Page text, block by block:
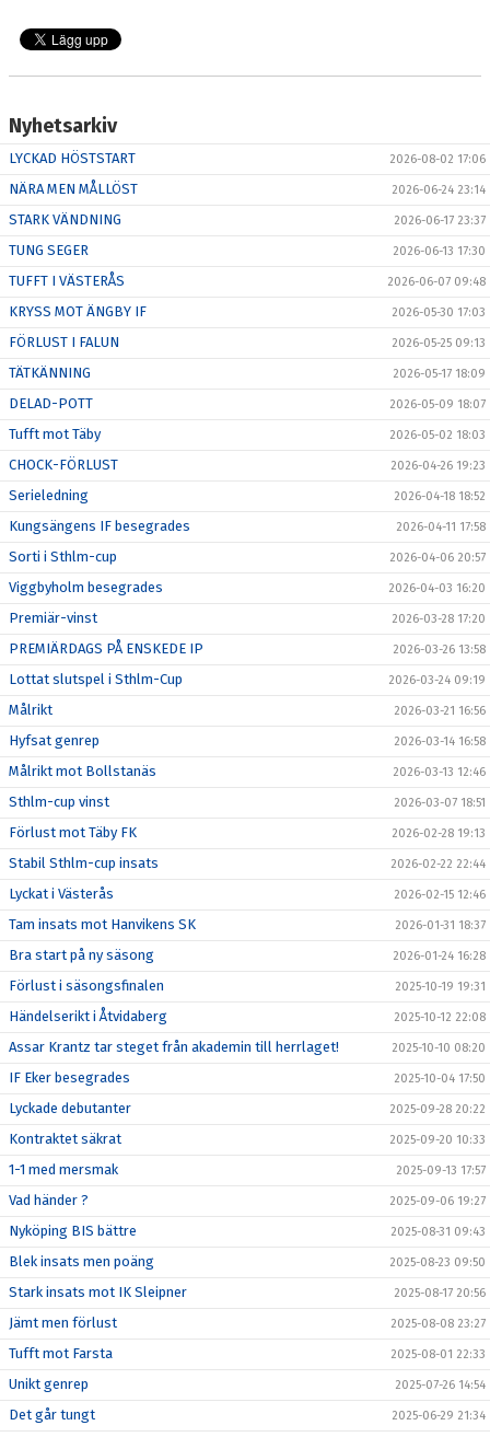
Nyhetsarkiv
LYCKAD HÖSTSTART 2026-08-02 17:06
NÄRA MEN MÅLLÖST 2026-06-24 23:14
STARK VÄNDNING 2026-06-17 23:37
TUNG SEGER 2026-06-13 17:30
TUFFT I VÄSTERÅS 2026-06-07 09:48
KRYSS MOT ÄNGBY IF 2026-05-30 17:03
FÖRLUST I FALUN 2026-05-25 09:13
TÄTKÄNNING 2026-05-17 18:09
DELAD-POTT 2026-05-09 18:07
Tufft mot Täby 2026-05-02 18:03
CHOCK-FÖRLUST 2026-04-26 19:23
Serieledning 2026-04-18 18:52
Kungsängens IF besegrades 2026-04-11 17:58
Sorti i Sthlm-cup 2026-04-06 20:57
Viggbyholm besegrades 2026-04-03 16:20
Premiär-vinst 2026-03-28 17:20
PREMIÄRDAGS PÅ ENSKEDE IP 2026-03-26 13:58
Lottat slutspel i Sthlm-Cup 2026-03-24 09:19
Målrikt 2026-03-21 16:56
Hyfsat genrep 2026-03-14 16:58
Målrikt mot Bollstanäs 2026-03-13 12:46
Sthlm-cup vinst 2026-03-07 18:51
Förlust mot Täby FK 2026-02-28 19:13
Stabil Sthlm-cup insats 2026-02-22 22:44
Lyckat i Västerås 2026-02-15 12:46
Tam insats mot Hanvikens SK 2026-01-31 18:37
Bra start på ny säsong 2026-01-24 16:28
Förlust i säsongsfinalen 2025-10-19 19:31
Händelserikt i Åtvidaberg 2025-10-12 22:08
Assar Krantz tar steget från akademin till herrlaget! 2025-10-10 08:20
IF Eker besegrades 2025-10-04 17:50
Lyckade debutanter 2025-09-28 20:22
Kontraktet säkrat 2025-09-20 10:33
1-1 med mersmak 2025-09-13 17:57
Vad händer ? 2025-09-06 19:27
Nyköping BIS bättre 2025-08-31 09:43
Blek insats men poäng 2025-08-23 09:50
Stark insats mot IK Sleipner 2025-08-17 20:56
Jämt men förlust 2025-08-08 23:27
Tufft mot Farsta 2025-08-01 22:33
Unikt genrep 2025-07-26 14:54
Det går tungt 2025-06-29 21:34